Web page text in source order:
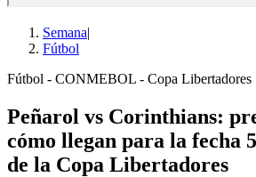
Semana|
Fútbol
Fútbol - CONMEBOL - Copa Libertadores
Peñarol vs Corinthians:
cómo llegan para la fecha
de la Copa Libertadores